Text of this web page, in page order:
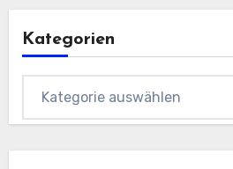
Kategorien